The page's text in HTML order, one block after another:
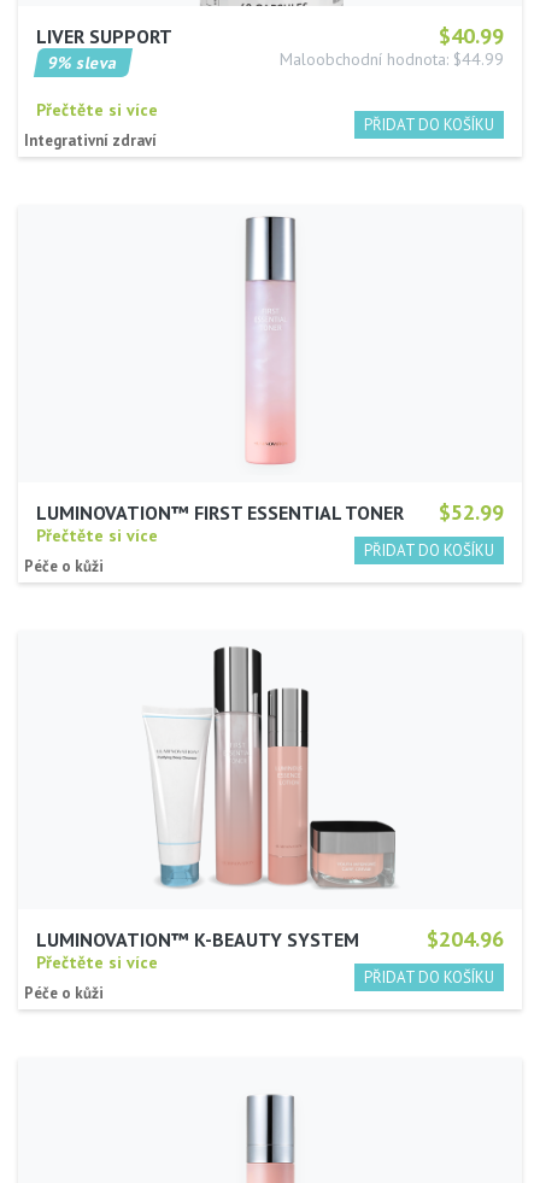
$40.99
LIVER SUPPORT
Maloobchodní hodnota: $44.99
9% sleva
Přečtěte si více
Integrativní zdraví
$52.99
LUMINOVATION™ FIRST ESSENTIAL TONER
Přečtěte si více
Péče o kůži
$204.96
LUMINOVATION™ K-BEAUTY SYSTEM
Přečtěte si více
Péče o kůži